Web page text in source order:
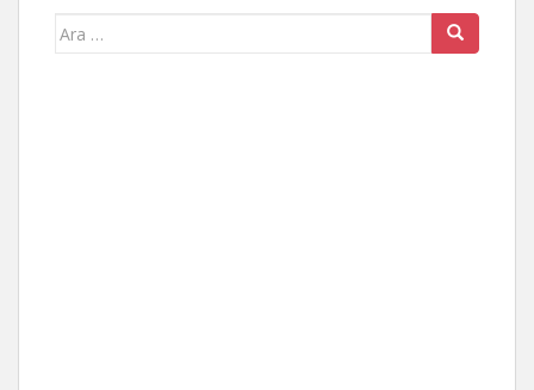
Search